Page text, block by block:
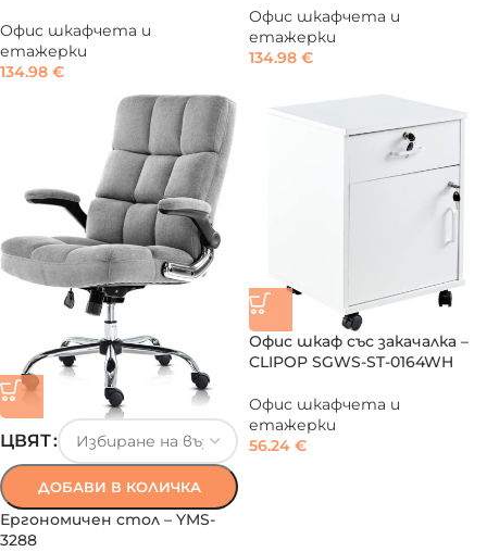
Офис шкафчета и
етажерки
134.98 €
Офис шкафчета и
етажерки
134.98 €
ЦВЯТ
ДОБАВИ В КОЛИЧКА
Ергономичен стол – YMS-
3288
Офис шкаф със закачалка –
CLIPOP SGWS-ST-0164WH
Офис шкафчета и
етажерки
56.24 €